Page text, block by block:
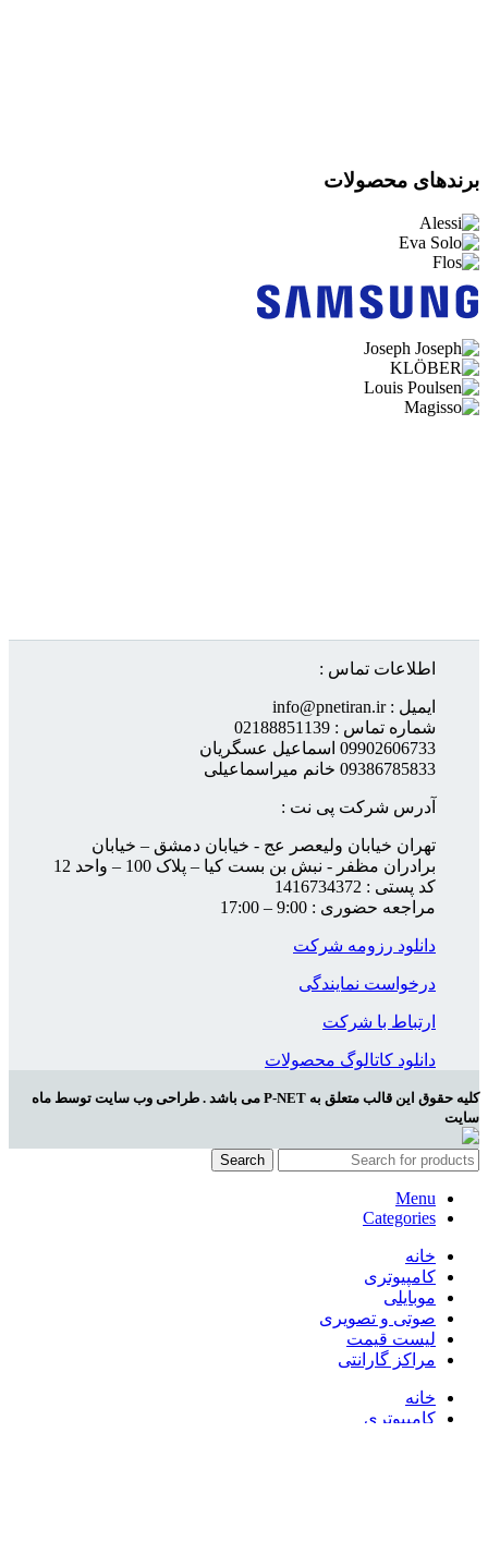
برندهای محصولات
اطلاعات تماس :
ایمیل : info@pnetiran.ir
شماره تماس : 02188851139
09902606733 اسماعیل عسگریان
09386785833 خانم میراسماعیلی
آدرس شرکت پی نت :
تهران خیابان ولیعصر عج - خیابان دمشق – خیابان
برادران مظفر - نبش بن بست کیا – پلاک 100 – واحد 12
کد پستی : 1416734372
مراجعه حضوری : 9:00 – 17:00
دانلود رزومه شرکت
درخواست نمایندگی
ارتباط با شرکت
دانلود کاتالوگ محصولات
کلیه حقوق این قالب متعلق به P-NET می باشد . طراحی وب سایت توسط ماه
سایت
Search
Menu
Categories
خانه
کامپیوتری
موبایلی
صوتی و تصویری
لیست قیمت
مراکز گارانتی
خانه
کامپیوتری